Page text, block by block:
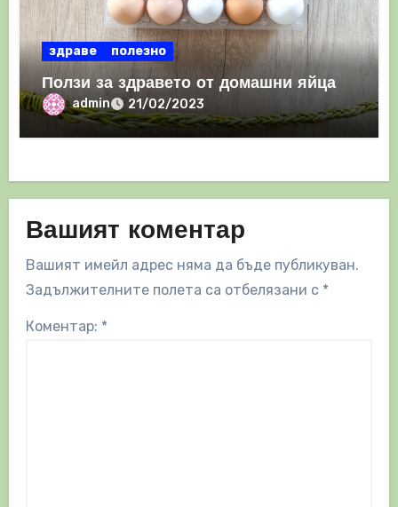
здраве полезно
Ползи за здравето от домашни яйца
admin 21/02/2023
Вашият коментар
Вашият имейл адрес няма да бъде публикуван.
Задължителните полета са отбелязани с *
Коментар: *